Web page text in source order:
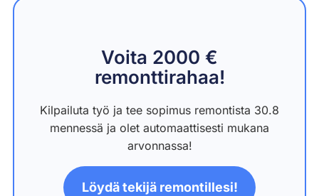
Voita 2000 €
remonttirahaa!
Kilpailuta työ ja tee sopimus remontista 30.8
mennessä ja olet automaattisesti mukana
arvonnassa!
Löydä tekijä remontillesi!